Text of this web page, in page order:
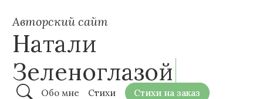
Авторский сайт
Натали
Зеленоглазой
Обо мне Стихи Стихи на заказ